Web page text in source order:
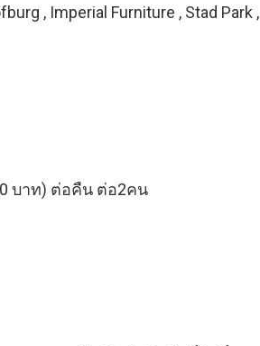
, Imperial Furniture , Stad Park ,
บาท) ต่อคืน ต่อ2คน